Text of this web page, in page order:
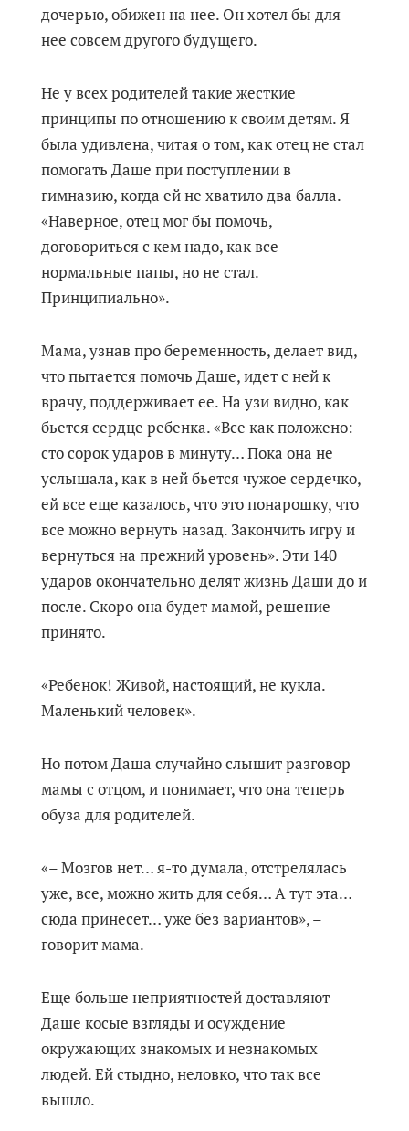
дочерью, обижен на нее. Он хотел бы для
нее совсем другого будущего.
Не у всех родителей такие жесткие
принципы по отношению к своим детям. Я
была удивлена, читая о том, как отец не стал
помогать Даше при поступлении в
гимназию, когда ей не хватило два балла.
«Наверное, отец мог бы помочь,
договориться с кем надо, как все
нормальные папы, но не стал.
Принципиально».
Мама, узнав про беременность, делает вид,
что пытается помочь Даше, идет с ней к
врачу, поддерживает ее. На узи видно, как
бьется сердце ребенка. «Все как положено:
сто сорок ударов в минуту… Пока она не
услышала, как в ней бьется чужое сердечко,
ей все еще казалось, что это понарошку, что
все можно вернуть назад. Закончить игру и
вернуться на прежний уровень». Эти 140
ударов окончательно делят жизнь Даши до и
после. Скоро она будет мамой, решение
принято.
«Ребенок! Живой, настоящий, не кукла.
Маленький человек».
Но потом Даша случайно слышит разговор
мамы с отцом, и понимает, что она теперь
обуза для родителей.
«– Мозгов нет… я-то думала, отстрелялась
уже, все, можно жить для себя… А тут эта…
сюда принесет… уже без вариантов», –
говорит мама.
Еще больше неприятностей доставляют
Даше косые взгляды и осуждение
окружающих знакомых и незнакомых
людей. Ей стыдно, неловко, что так все
вышло.